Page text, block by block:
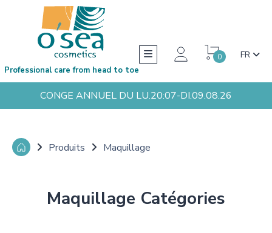
0 FR
Professional care from head to toe
CONGE ANNUEL DU LU.20:07-DI.09.08.26
Produits Maquillage
Maquillage Catégories